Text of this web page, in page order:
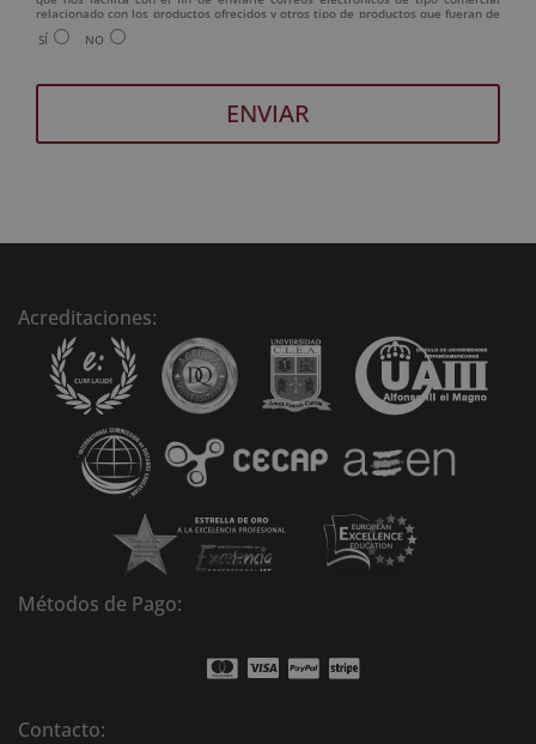
relacionado con los productos ofrecidos y otros tipo de productos que fueran de
su interés. Legitimación del tratamiento: Consentimiento del interesado.
Derechos: Puede ejercitar sus derechos identificándose suficientemente,
telefónica y/o email):
SÍ NO
e
Acreditaciones:
Métodos de Pago:
Contacto: